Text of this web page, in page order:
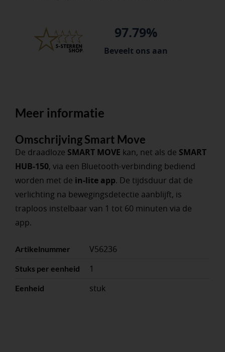
97.79%
Beveelt ons aan
Meer informatie
Omschrijving Smart Move
De draadloze SMART MOVE kan, net als de SMART
HUB-150, via een Bluetooth-verbinding bediend
worden met de in-lite app. De tijdsduur dat de
verlichting na bewegingsdetectie aanblijft, is
traploos instelbaar van 1 tot 60 minuten via de
app.
Artikelnummer V56236
Stuks per eenheid 1
Eenheid stuk